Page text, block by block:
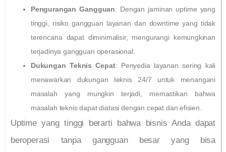
Pengurangan Gangguan: Dengan jaminan uptime yang
tinggi, risiko gangguan layanan dan downtime yang tidak
terencana dapat diminimalisir, mengurangi kemungkinan
terjadinya gangguan operasional.
Dukungan Teknis Cepat: Penyedia layanan sering kali
menawarkan dukungan teknis 24/7 untuk menangani
masalah yang mungkin terjadi, memastikan bahwa
masalah teknis dapat diatasi dengan cepat dan efisien.
Uptime yang tinggi berarti bahwa bisnis Anda dapat
beroperasi tanpa gangguan besar yang bisa